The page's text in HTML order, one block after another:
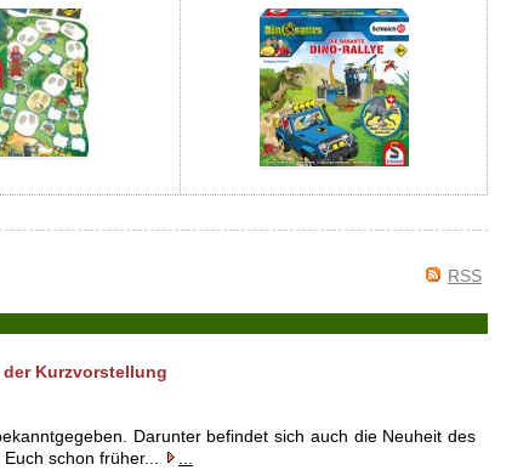
RSS
Kurzvorstellung
Darunter befindet sich auch die Neuheit des
schon früher...